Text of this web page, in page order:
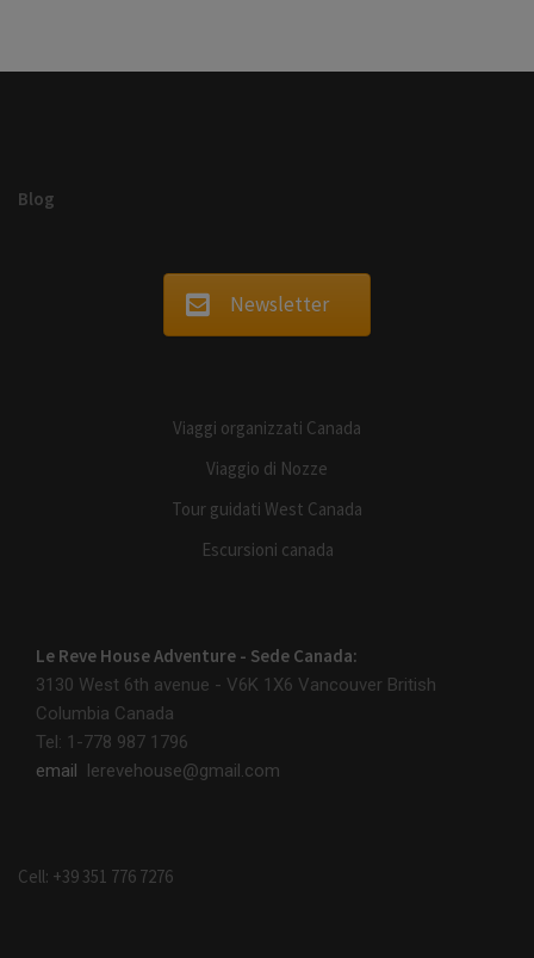
Blog
Newsletter
Viaggi organizzati Canada
Viaggio di Nozze
Tour guidati West Canada
Escursioni canada
Le Reve House Adventure - Sede Canada:
3130 West 6th avenue - V6K 1X6 Vancouver British
Columbia Canada
Tel: 1-778 987 1796
email lerevehouse@gmail.com
Cell: +39 351 776 7276